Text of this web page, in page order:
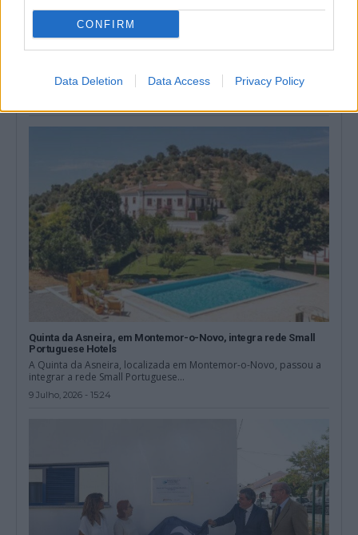
CONFIRM
Data Deletion Data Access Privacy Policy
Música, tradição e cultura são os ‘ingredientes’ do Festival de
Lavre, que vai decorrer...
Quinta da Asneira, em Montemor-o-Novo, integra rede Small
Portuguese Hotels
A Quinta da Asneira, localizada em Montemor-o-Novo, passou a
integrar a rede Small Portuguese...
9 Julho, 2026 - 15:24